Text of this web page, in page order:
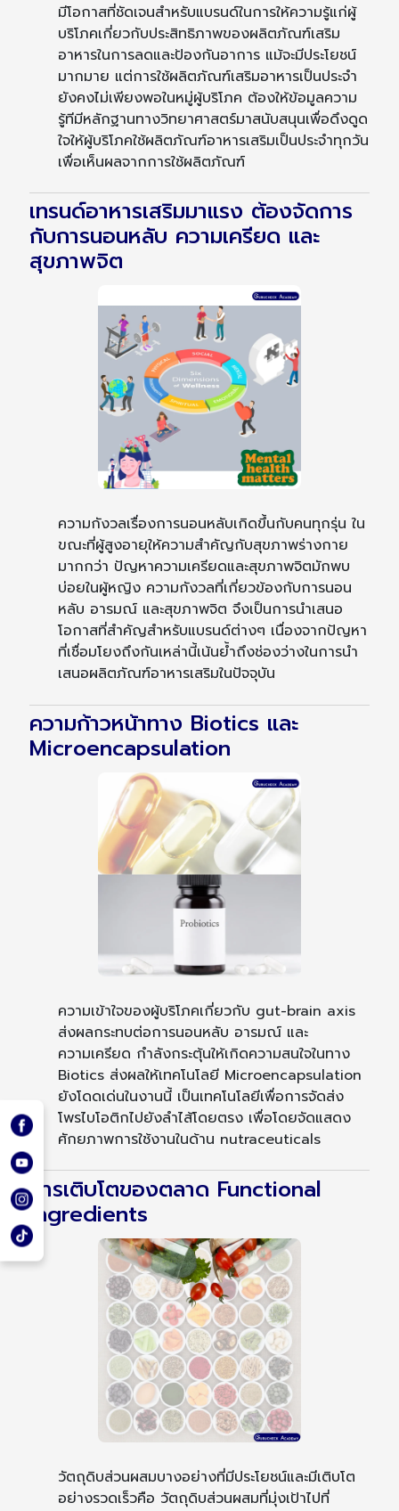
มีโอกาสที่ชัดเจนสำหรับแบรนด์ในการให้ความรู้แก่ผู้
บริโภคเกี่ยวกับประสิทธิภาพของผลิตภัณฑ์เสริม
อาหารในการลดและป้องกันอาการ แม้จะมีประโยชน์
มากมาย แต่การใช้ผลิตภัณฑ์เสริมอาหารเป็นประจำ
ยังคงไม่เพียงพอในหมู่ผู้บริโภค ต้องให้ข้อมูลความ
รู้ทีมีหลักฐานทางวิทยาศาสตร์มาสนับสนุนเพื่อดึงดูด
ใจให้ผู้บริโภคใช้ผลิตภัณฑ์อาหารเสริมเป็นประจำทุกวัน
เพื่อเห็นผลจากการใช้ผลิตภัณฑ์
เทรนด์อาหารเสริมมาแรง ต้องจัดการ
กับการนอนหลับ ความเครียด และ
สุขภาพจิต
ความกังวลเรื่องการนอนหลับเกิดขึ้นกับคนทุกรุ่น ใน
ขณะที่ผู้สูงอายุให้ความสำคัญกับสุขภาพร่างกาย
มากกว่า ปัญหาความเครียดและสุขภาพจิตมักพบ
บ่อยในผู้หญิง ความกังวลที่เกี่ยวข้องกับการนอน
หลับ อารมณ์ และสุขภาพจิต จึงเป็นการนำเสนอ
โอกาสที่สำคัญสำหรับแบรนด์ต่างๆ เนื่องจากปัญหา
ที่เชื่อมโยงถึงกันเหล่านี้เน้นย้ำถึงช่องว่างในการนำ
เสนอผลิตภัณฑ์อาหารเสริมในปัจจุบัน
ความก้าวหน้าทาง Biotics และ
Microencapsulation
ความเข้าใจของผู้บริโภคเกี่ยวกับ gut-brain axis
ส่งผลกระทบต่อการนอนหลับ อารมณ์ และ
ความเครียด กำลังกระตุ้นให้เกิดความสนใจในทาง
Biotics ส่งผลให้เทคโนโลยี Microencapsulation
ยังโดดเด่นในงานนี้ เป็นเทคโนโลยีเพื่อการจัดส่ง
โพรไบโอติกไปยังลำไส้โดยตรง เพื่อโดยจัดแสดง
ศักยภาพการใช้งานในด้าน nutraceuticals
การเติบโตของตลาด Functional
Ingredients
วัตถุดิบส่วนผสมบางอย่างที่มีประโยชน์และมีเติบโต
อย่างรวดเร็วคือ วัตถุดิบส่วนผสมที่มุ่งเป้าไปที่